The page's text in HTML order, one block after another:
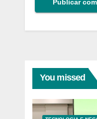
You missed